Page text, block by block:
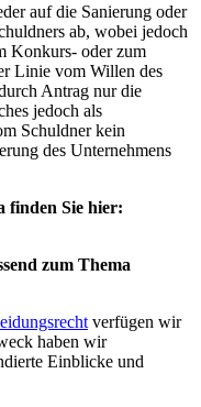
auf die Sanierung oder
ab, wobei jedoch
Konkurs- oder zum
Linie vom Willen des
Antrag nur die
jedoch als
Schuldner kein
des Unternehmens
finden Sie hier:
zum Thema
verfügen wir
haben wir
Einblicke und